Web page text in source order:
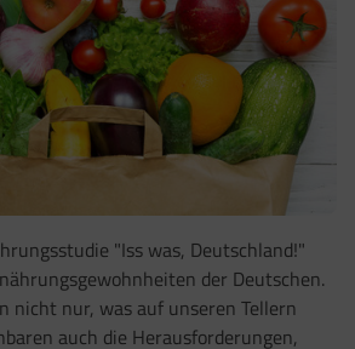
"Iss was, Deutschland!"
der Deutschen.
nicht nur, was auf unseren Tellern
auch die Herausforderungen,